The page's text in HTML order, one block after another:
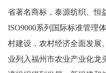
省著名商标，泰源纺织、恒
ISO9000系列国际标准管理
村建设，农村经济全面发展
业列入福州市农业产业化龙